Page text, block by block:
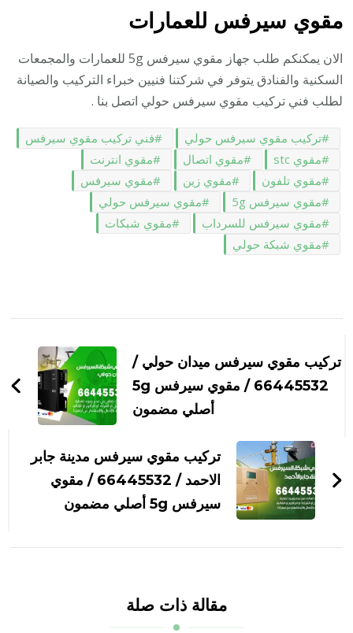
مقوي سيرفس للعمارات
الان يمكنكم طلب جهاز مقوي سيرفس 5g للعمارات والمجمعات
السكنية والفنادق يتوفر في شركتنا فنيين خبراء التركيب والصيانة
لطلب فني تركيب مقوي سيرفس حولي اتصل بنا .
تركيب مقوي سيرفس حولي
فني تركيب مقوي سيرفس
مقوي stc
مقوي اتصال
مقوي انترنت
مقوي تلفون
مقوي زين
مقوي سيرفس
مقوي سيرفس 5g
مقوي سيرفس حولي
مقوي سيرفس للسرداب
مقوي شبكات
مقوي شبكة حولي
بين
التدوينات
تركيب مقوي سيرفس ميدان حولي /
66445532 / مقوي سيرفس 5g
أصلي مضمون
تركيب مقوي سيرفس مدينة جابر
الاحمد / 66445532 / مقوي
سيرفس 5g أصلي مضمون
مقالة ذات صلة